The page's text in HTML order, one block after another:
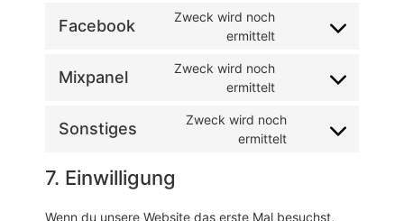
Facebook
Zweck wird noch
ermittelt
Mixpanel
Zweck wird noch
ermittelt
Sonstiges
Zweck wird noch
ermittelt
7. Einwilligung
Wenn du unsere Website das erste Mal besuchst,